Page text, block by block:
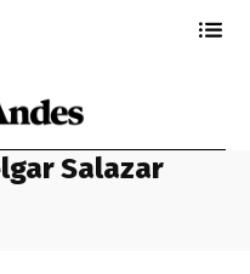
Salazar